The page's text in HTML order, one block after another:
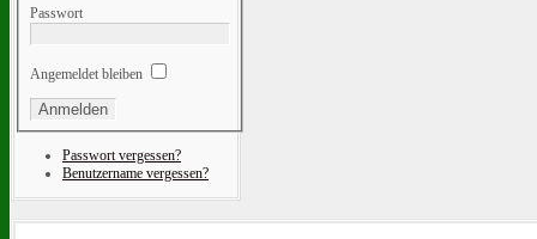
Passwort
Angemeldet bleiben
Passwort vergessen?
Benutzername vergessen?